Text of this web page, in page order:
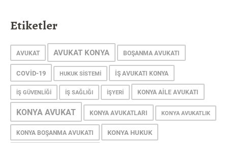
Etiketler
AVUKAT AVUKAT KONYA BOŞANMA AVUKATI
COVID-19 HUKUK SISTEMI IŞ AVUKATI KONYA
IŞ GÜVENLIĞI IŞ SAĞLIĞI IŞYERI KONYA AILE AVUKATI
KONYA AVUKAT KONYA AVUKATLARI KONYA AVUKATLIK
KONYA BOŞANMA AVUKATI KONYA HUKUK